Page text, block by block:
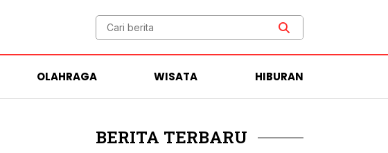
OLAHRAGA WISATA HIBURAN
BERITA TERBARU